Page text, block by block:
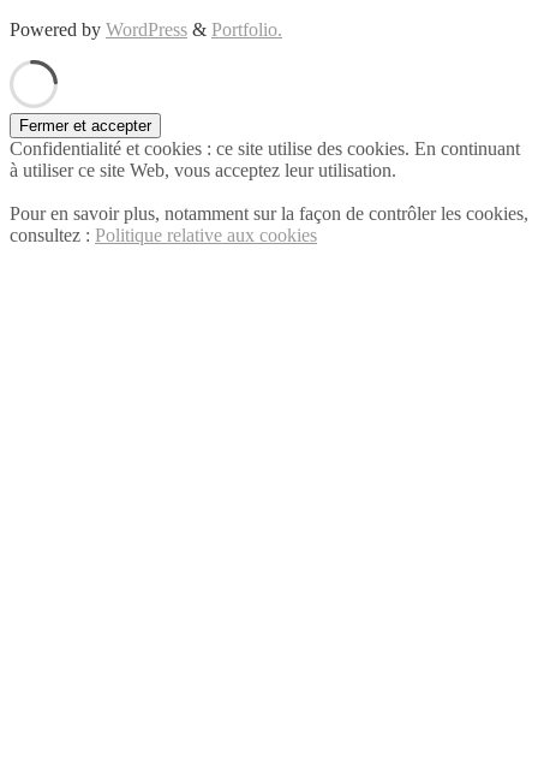
Powered by WordPress & Portfolio.
Confidentialité et cookies : ce site utilise des cookies. En continuant
à utiliser ce site Web, vous acceptez leur utilisation.
Pour en savoir plus, notamment sur la façon de contrôler les cookies,
consultez : Politique relative aux cookies